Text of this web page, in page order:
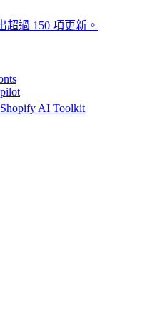
超過 150 項更新。
AI Toolkit